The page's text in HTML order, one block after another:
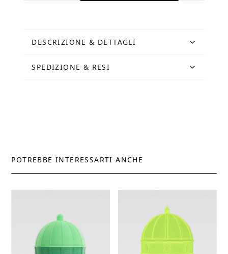
DESCRIZIONE & DETTAGLI
SPEDIZIONE & RESI
POTREBBE INTERESSARTI ANCHE